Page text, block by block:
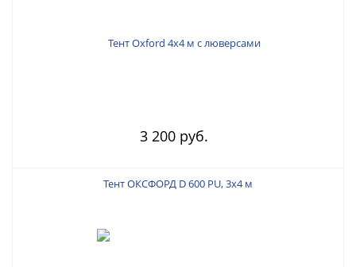
3 200 руб.
Тент ОКСФОРД D 600 PU, 3х4 м